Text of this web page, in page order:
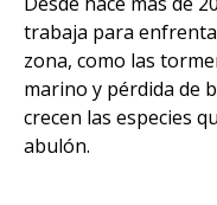
trabaja para
zona, como las
marino y pérdida de
crecen las especies
abulón.